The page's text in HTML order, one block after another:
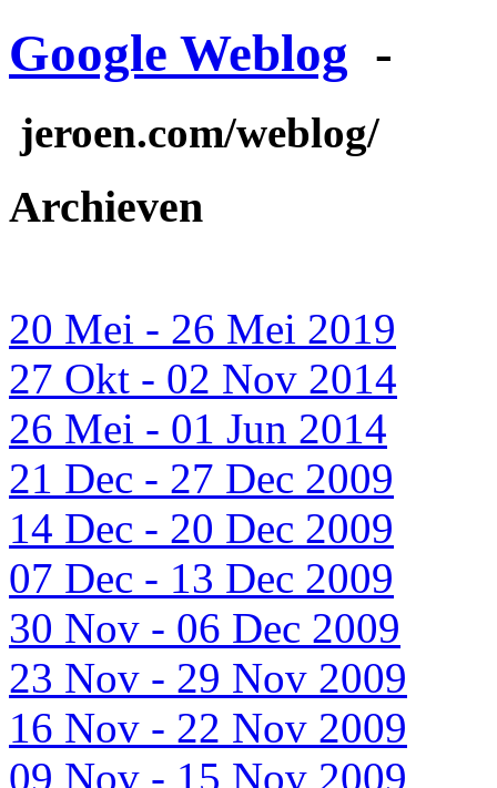
Google Weblog -
jeroen.com/weblog/
Archieven
20 Mei - 26 Mei 2019
27 Okt - 02 Nov 2014
26 Mei - 01 Jun 2014
21 Dec - 27 Dec 2009
14 Dec - 20 Dec 2009
07 Dec - 13 Dec 2009
30 Nov - 06 Dec 2009
23 Nov - 29 Nov 2009
16 Nov - 22 Nov 2009
09 Nov - 15 Nov 2009